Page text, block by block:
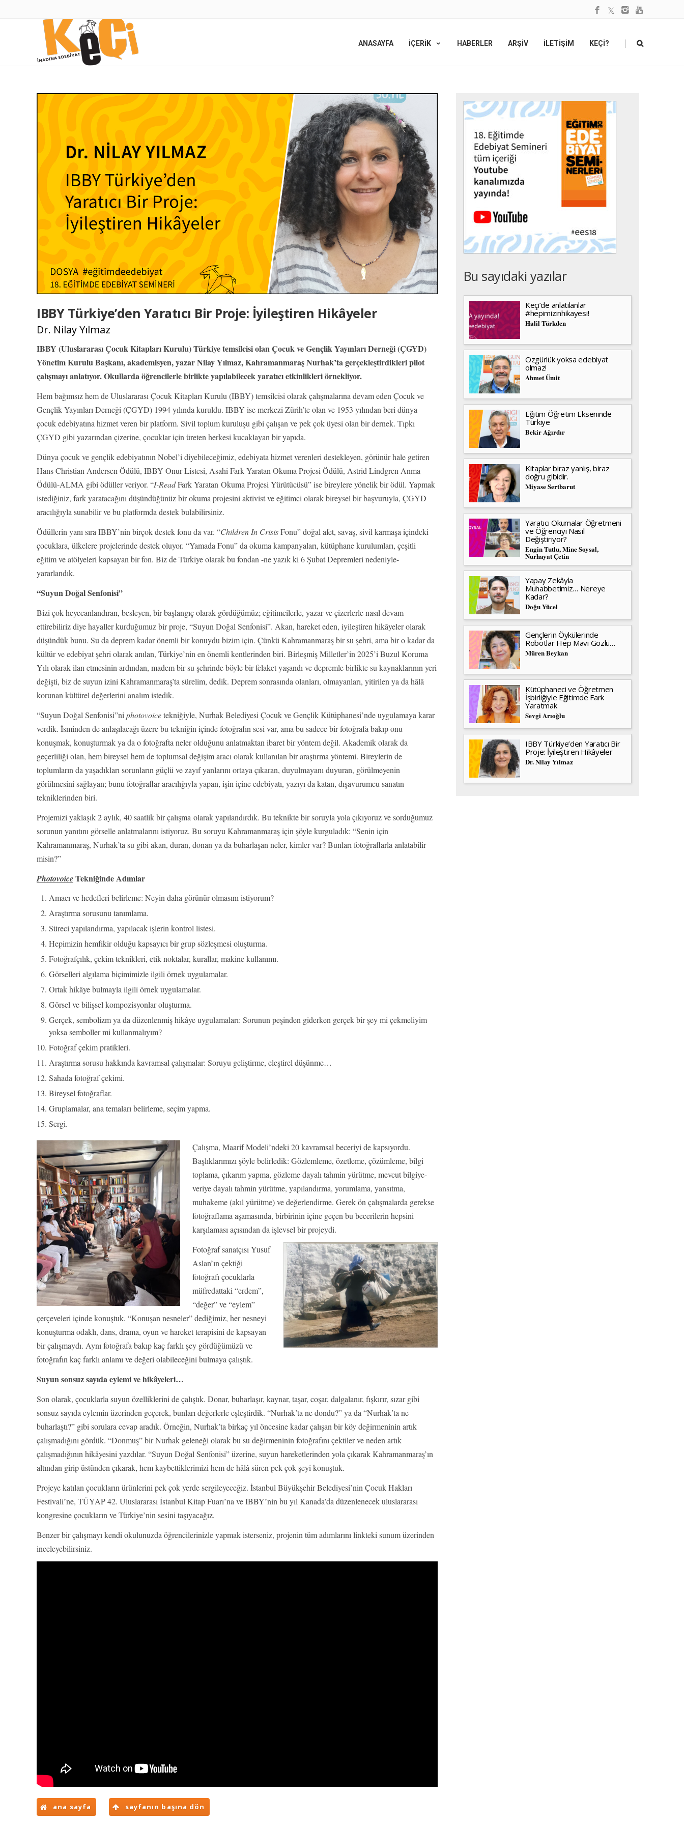
ANASAYFA İÇERİK HABERLER ARŞİV İLETİŞİM KEÇİ? |
IBBY Türkiye’den Yaratıcı Bir Proje: İyileştiren Hikâyeler
Dr. Nilay Yılmaz
IBBY (Uluslararası Çocuk Kitapları Kurulu) Türkiye temsilcisi olan Çocuk ve Gençlik Yayınları Derneği (ÇGYD)
Yönetim Kurulu Başkanı, akademisyen, yazar Nilay Yılmaz, Kahramanmaraş Nurhak’ta gerçekleştirdikleri pilot
çalışmayı anlatıyor. Okullarda öğrencilerle birlikte yapılabilecek yaratıcı etkinlikleri örnekliyor.
Hem bağımsız hem de Uluslararası Çocuk Kitapları Kurulu (IBBY) temsilcisi olarak çalışmalarına devam eden Çocuk ve
Gençlik Yayınları Derneği (ÇGYD) 1994 yılında kuruldu. IBBY ise merkezi Zürih’te olan ve 1953 yılından beri dünya
çocuk edebiyatına hizmet veren bir platform. Sivil toplum kuruluşu gibi çalışan ve pek çok üyesi olan bir dernek. Tıpkı
ÇGYD gibi yazarından çizerine, çocuklar için üreten herkesi kucaklayan bir yapıda.
Dünya çocuk ve gençlik edebiyatının Nobel’i diyebileceğimiz, edebiyata hizmet verenleri destekleyen, görünür hale getiren
Hans Christian Andersen Ödülü, IBBY Onur Listesi, Asahi Fark Yaratan Okuma Projesi Ödülü, Astrid Lindgren Anma
Ödülü-ALMA gibi ödüller veriyor. “I-ReadFark Yaratan Okuma Projesi Yürütücüsü” ise bireylere yönelik bir ödül. Yapmak
istediğiniz, fark yaratacağını düşündüğünüz bir okuma projesini aktivist ve eğitimci olarak bireysel bir başvuruyla, ÇGYD
aracılığıyla sunabilir ve bu platformda destek bulabilirsiniz.
Ödüllerin yanı sıra IBBY’nin birçok destek fonu da var. “Children In CrisisFonu” doğal afet, savaş, sivil karmaşa içindeki
çocuklara, ülkelere projelerinde destek oluyor. “Yamada Fonu” da okuma kampanyaları, kütüphane kurulumları, çeşitli
eğitim ve atölyeleri kapsayan bir fon. Biz de Türkiye olarak bu fondan -ne yazık ki 6 Şubat Depremleri nedeniyle-
yararlandık.
“Suyun Doğal Senfonisi”
Bizi çok heyecanlandıran, besleyen, bir başlangıç olarak gördüğümüz; eğitimcilerle, yazar ve çizerlerle nasıl devam
ettirebiliriz diye hayaller kurduğumuz bir proje, “Suyun Doğal Senfonisi”. Akan, hareket eden, iyileştiren hikâyeler olarak
düşündük bunu. Su da deprem kadar önemli bir konuydu bizim için. Çünkü Kahramanmaraş bir su şehri, ama bir o kadar da
kültür ve edebiyat şehri olarak anılan, Türkiye’nin en önemli kentlerinden biri. Birleşmiş Milletler’in 2025’i Buzul Koruma
Yılı olarak ilan etmesinin ardından, madem bir su şehrinde böyle bir felaket yaşandı ve depremle birlikte su kaynaklarının yeri
değişti, biz de suyun izini Kahramanmaraş’ta sürelim, dedik. Deprem sonrasında olanları, olmayanları, yitirilen ya da hâlâ
korunan kültürel değerlerini analım istedik.
“Suyun Doğal Senfonisi”ni photovoicetekniğiyle, Nurhak Belediyesi Çocuk ve Gençlik Kütüphanesi’nde uygulamaya karar
verdik. İsminden de anlaşılacağı üzere bu tekniğin içinde fotoğrafın sesi var, ama bu sadece bir fotoğrafa bakıp onu
konuşmak, konuşturmak ya da o fotoğrafta neler olduğunu anlatmaktan ibaret bir yöntem değil. Akademik olarak da
geçerliliği olan, hem bireysel hem de toplumsal değişim aracı olarak kullanılan bir araştırma yöntemi. Bireylerin de
toplumların da yaşadıkları sorunların güçlü ve zayıf yanlarını ortaya çıkaran, duyulmayanı duyuran, görülmeyenin
görülmesini sağlayan; bunu fotoğraflar aracılığıyla yapan, işin içine edebiyatı, yazıyı da katan, dışavurumcu sanatın
tekniklerinden biri.
Projemizi yaklaşık 2 aylık, 40 saatlik bir çalışma olarak yapılandırdık. Bu teknikte bir soruyla yola çıkıyoruz ve sorduğumuz
sorunun yanıtını görselle anlatmalarını istiyoruz. Bu soruyu Kahramanmaraş için şöyle kurguladık: “Senin için
Kahramanmaraş, Nurhak’ta su gibi akan, duran, donan ya da buharlaşan neler, kimler var? Bunları fotoğraflarla anlatabilir
misin?”
PhotovoiceTekniğinde Adımlar
Amacı ve hedefleri belirleme: Neyin daha görünür olmasını istiyorum?
Araştırma sorusunu tanımlama.
Süreci yapılandırma, yapılacak işlerin kontrol listesi.
Hepimizin hemfikir olduğu kapsayıcı bir grup sözleşmesi oluşturma.
Fotoğrafçılık, çekim teknikleri, etik noktalar, kurallar, makine kullanımı.
Görselleri algılama biçimimizle ilgili örnek uygulamalar.
Ortak hikâye bulmayla ilgili örnek uygulamalar.
Görsel ve bilişsel kompozisyonlar oluşturma.
Gerçek, sembolizm ya da düzenlenmiş hikâye uygulamaları: Sorunun peşinden giderken gerçek bir şey mi çekmeliyim
yoksa semboller mi kullanmalıyım?
Fotoğraf çekim pratikleri.
Araştırma sorusu hakkında kavramsal çalışmalar: Soruyu geliştirme, eleştirel düşünme…
Sahada fotoğraf çekimi.
Bireysel fotoğraflar.
Gruplamalar, ana temaları belirleme, seçim yapma.
Sergi.
Çalışma, Maarif Modeli’ndeki 20 kavramsal beceriyi de kapsıyordu.
Başlıklarımızı şöyle belirledik: Gözlemleme, özetleme, çözümleme, bilgi
toplama, çıkarım yapma, gözleme dayalı tahmin yürütme, mevcut bilgiye-
veriye dayalı tahmin yürütme, yapılandırma, yorumlama, yansıtma,
muhakeme (akıl yürütme) ve değerlendirme. Gerek ön çalışmalarda gerekse
fotoğraflama aşamasında, birbirinin içine geçen bu becerilerin hepsini
karşılaması açısından da işlevsel bir projeydi.
Fotoğraf sanatçısı Yusuf
Aslan’ın çektiği
fotoğrafı çocuklarla
müfredattaki “erdem”,
“değer” ve “eylem”
çerçeveleri içinde konuştuk. “Konuşan nesneler” dediğimiz, her nesneyi
konuşturma odaklı, dans, drama, oyun ve hareket terapisini de kapsayan
bir çalışmaydı. Aynı fotoğrafa bakıp kaç farklı şey gördüğümüzü ve
fotoğrafın kaç farklı anlamı ve değeri olabileceğini bulmaya çalıştık.
Suyun sonsuz sayıda eylemi ve hikâyeleri…
Son olarak, çocuklarla suyun özelliklerini de çalıştık. Donar, buharlaşır, kaynar, taşar, coşar, dalgalanır, fışkırır, sızar gibi
sonsuz sayıda eylemin üzerinden geçerek, bunları değerlerle eşleştirdik. “Nurhak’ta ne dondu?” ya da “Nurhak’ta ne
buharlaştı?” gibi sorulara cevap aradık. Örneğin, Nurhak’ta birkaç yıl öncesine kadar çalışan bir köy değirmeninin artık
çalışmadığını gördük. “Donmuş” bir Nurhak geleneği olarak bu su değirmeninin fotoğrafını çektiler ve neden artık
çalışmadığının hikâyesini yazdılar. “Suyun Doğal Senfonisi” üzerine, suyun hareketlerinden yola çıkarak Kahramanmaraş’ın
altından girip üstünden çıkarak, hem kaybettiklerimizi hem de hâlâ süren pek çok şeyi konuştuk.
Projeye katılan çocukların ürünlerini pek çok yerde sergileyeceğiz. İstanbul Büyükşehir Belediyesi’nin Çocuk Hakları
Festivali’ne, TÜYAP 42. Uluslararası İstanbul Kitap Fuarı’na ve IBBY’nin bu yıl Kanada’da düzenlenecek uluslararası
kongresine çocukların ve Türkiye’nin sesini taşıyacağız.
Benzer bir çalışmayı kendi okulunuzda öğrencilerinizle yapmak isterseniz, projenin tüm adımlarını linkteki sunum üzerinden
inceleyebilirsiniz.
ana sayfa sayfanın başına dön
Bu sayıdaki yazılar
Keçi’de anlatılanlar
#hepimizinhikayesi!
Halil Türkden
Özgürlük yoksa edebiyat
olmaz!
Ahmet Ümit
Eğitim Öğretim Ekseninde
Türkiye
Bekir Ağırdır
Kitaplar biraz yanlış, biraz
doğru gibidir.
Miyase Sertbarut
Yaratıcı Okumalar Öğretmeni
ve Öğrenciyi Nasıl
Değiştiriyor?
Engin Tutlu, Mine Soysal,
Nurhayat Çetin
Yapay Zekâyla
Muhabbetimiz… Nereye
Kadar?
Doğu Yücel
Gençlerin Öykülerinde
Robotlar Hep Mavi Gözlü…
Müren Beykan
Kütüphaneci ve Öğretmen
İşbirliğiyle Eğitimde Fark
Yaratmak
Sevgi Arıoğlu
IBBY Türkiye’den Yaratıcı Bir
Proje: İyileştiren Hikâyeler
Dr. Nilay Yılmaz